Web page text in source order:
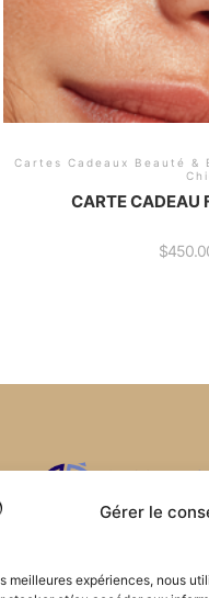
Gérer le
meilleures expériences, nous
Cartes Cadeaux Beauté
CARTE CADEAU
$